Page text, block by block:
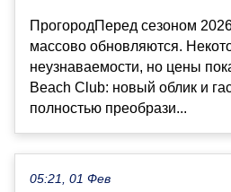
ПрогородПеред сезоном
массово обновляются.
неузнаваемости, но цены
Beach Club: новый облик и
полностью преобрази...
05:21, 01 Фев